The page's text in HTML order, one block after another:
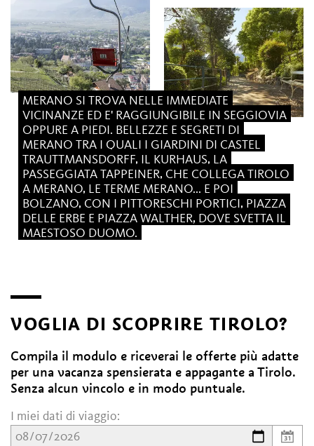
MERANO SI TROVA NELLE IMMEDIATE
VICINANZE ED E' RAGGIUNGIBILE IN SEGGIOVIA
OPPURE A PIEDI. BELLEZZE E SEGRETI DI
MERANO TRA I QUALI I GIARDINI DI CASTEL
TRAUTTMANSDORFF, IL KURHAUS, LA
PASSEGGIATA TAPPEINER, CHE COLLEGA TIROLO
A MERANO, LE TERME MERANO... E POI
BOLZANO, CON I PITTORESCHI PORTICI, PIAZZA
DELLE ERBE E PIAZZA WALTHER, DOVE SVETTA IL
MAESTOSO DUOMO.
VOGLIA DI SCOPRIRE TIROLO?
Compila il modulo e riceverai le offerte più adatte
per una vacanza spensierata e appagante a Tirolo.
Senza alcun vincolo e in modo puntuale.
I miei dati di viaggio: